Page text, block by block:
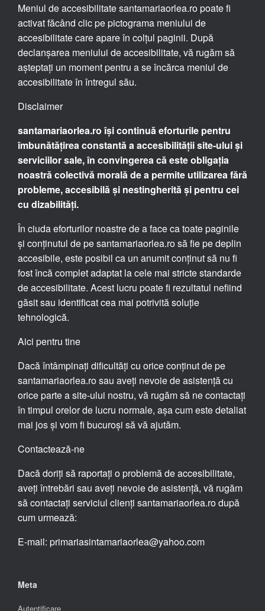
Meniul de accesibilitate santamariaorlea.ro poate fi
activat făcând clic pe pictograma meniului de
accesibilitate care apare în colțul paginii. După
declanșarea meniului de accesibilitate, vă rugăm să
așteptați un moment pentru a se încărca meniul de
accesibilitate în întregul său.
Disclaimer
santamariaorlea.ro își continuă eforturile pentru
îmbunătățirea constantă a accesibilității site-ului și
serviciilor sale, în convingerea că este obligația
noastră colectivă morală de a permite utilizarea fără
probleme, accesibilă și nestingherită și pentru cei
cu dizabilități.
În ciuda eforturilor noastre de a face ca toate paginile
și conținutul de pe santamariaorlea.ro să fie pe deplin
accesibile, este posibil ca un anumit conținut să nu fi
fost încă complet adaptat la cele mai stricte standarde
de accesibilitate. Acest lucru poate fi rezultatul nefiind
găsit sau identificat cea mai potrivită soluție
tehnologică.
Aici pentru tine
Dacă întâmpinați dificultăți cu orice conținut de pe
santamariaorlea.ro sau aveți nevoie de asistență cu
orice parte a site-ului nostru, vă rugăm să ne contactați
în timpul orelor de lucru normale, așa cum este detaliat
mai jos și vom fi bucuroși să vă ajutăm.
Contactează-ne
Dacă doriți să raportați o problemă de accesibilitate,
aveți întrebări sau aveți nevoie de asistență, vă rugăm
să contactați serviciul clienți santamariaorlea.ro după
cum urmează:
E-mail: primariasintamariaorlea@yahoo.com
Meta
Autentificare